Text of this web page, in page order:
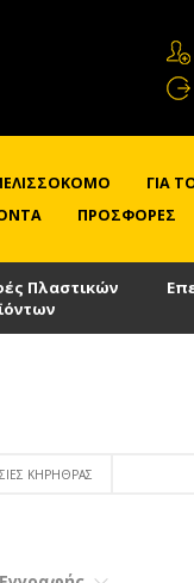
ΓΙΑ
ΠΡΟΣΦΟΡΈΣ
Πλαστικών
ΚΗΡΉΘΡΑΣ